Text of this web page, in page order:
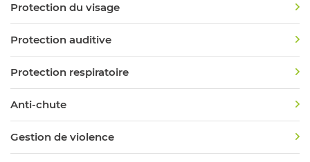
Protection du visage
Protection auditive
Protection respiratoire
Anti-chute
Gestion de violence